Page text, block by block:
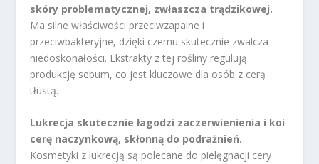
skóry problematycznej, zwłaszcza trądzikowej.
Ma silne właściwości przeciwzapalne i
przeciwbakteryjne, dzięki czemu skutecznie zwalcza
niedoskonałości. Ekstrakty z tej rośliny regulują
produkcję sebum, co jest kluczowe dla osób z cerą
tłustą.
Lukrecja skutecznie łagodzi zaczerwienienia i koi
cerę naczynkową, skłonną do podrażnień.
Kosmetyki z lukrecją są polecane do pielęgnacji cery